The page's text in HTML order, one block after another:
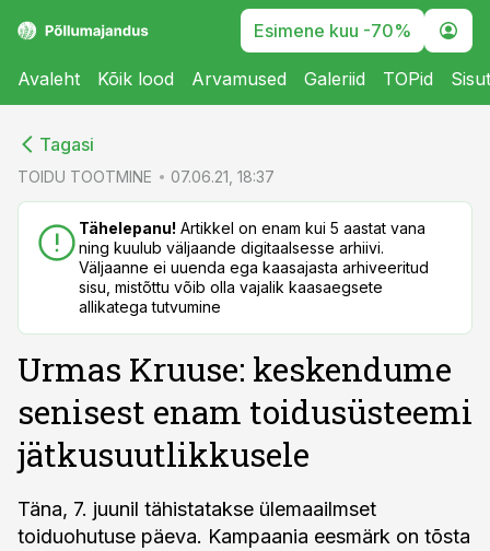
Esimene kuu -70%
Avaleht Kõik lood Arvamused Galeriid TOPid
Tagasi
TOIDU TOOTMINE 07.06.21, 18:37
Tähelepanu! Artikkel on enam kui 5 aastat vana
ning kuulub väljaande digitaalsesse arhiivi.
Väljaanne ei uuenda ega kaasajasta arhiveeritud
sisu, mistõttu võib olla vajalik kaasaegsete
allikatega tutvumine
Urmas Kruuse: keskendume
senisest enam toidusüsteemi
jätkusuutlikkusele
Täna, 7. juunil tähistatakse ülemaailmset
toiduohutuse päeva. Kampaania eesmärk on tõsta